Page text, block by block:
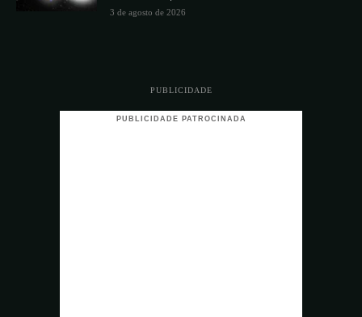
3 de agosto de 2026
PUBLICIDADE
PUBLICIDADE PATROCINADA